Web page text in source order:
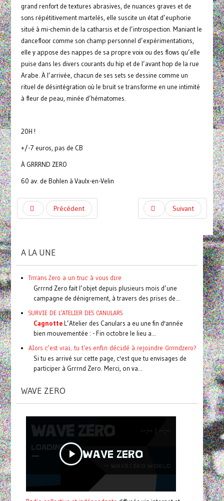
grand renfort de textures abrasives, de nuances graves et de
sons répétitivement martelés, elle suscite un état d’euphorie
situé à mi-chemin de la catharsis et de l’introspection. Maniant le
dancefloor comme son champ personnel d’expérimentations,
elle y appose des nappes de sa propre voix ou des flows qu’elle
puise dans les divers courants du hip et de l’avant hop de la rue
Arabe. À l’arrivée, chacun de ses sets se dessine comme un
rituel de désintégration où le bruit se transforme en une intimité
à fleur de peau, minée d’hématomes.
20H !
+/-7 euros, pas de CB
À GRRRND ZERO
60 av. de Bohlen à Vaulx-en-Velin
Précédent Suivant
A LA UNE
Trrrans Zero a un truc à vous dire
Grrrnd Zero fait l’objet depuis plusieurs mois d’une
campagne de dénigrement, à travers des prises de...
SURVIE DE L'ATELIER DES CANULARS
CagnotteL’Atelier des Canulars a eu une fin d'année
bien mouvementée : - Fin octobre le lieu a...
Alors c'est vrai, tu t'es enfin décidé à rejoindre Grrrndzero?
Si tu es arrivé sur cette page, c'est que tu envisages de
participer à Grrrnd Zero. Merci, on va...
WAVE ZERO